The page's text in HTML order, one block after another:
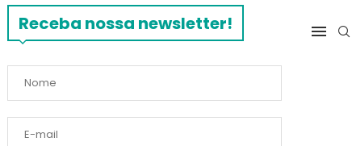
Receba nossa newsletter!